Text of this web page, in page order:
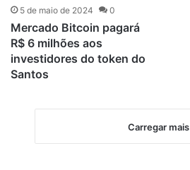
5 de maio de 2024 0
Mercado Bitcoin pagará
R$ 6 milhões aos
investidores do token do
Santos
Carregar mais